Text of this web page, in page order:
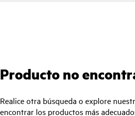
Producto no
Realice otra búsqueda o explore
encontrar los productos más